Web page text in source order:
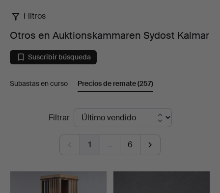
Otros
en
Auktionskammaren
Sydost
Kalmar
Filtros
Otros en Auktionskammaren Sydost Kalmar
Suscribir búsqueda
Subastas en curso Precios de remate(257)
Filtrar
1 … 6